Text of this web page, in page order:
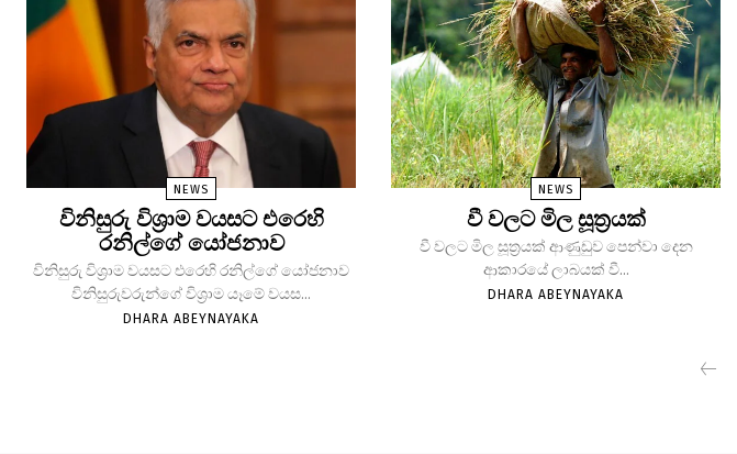
NEWS
විනිසුරු විශ්‍රාම වයසට එරෙහි
රනිල්ගේ යෝජනාව
විනිසුරු විශ්‍රාම වයසට එරෙහි රනිල්ගේ යෝජනාව
විනිසුරුවරුන්ගේ විශ්‍රාම යෑමේ වයස...
DHARA ABEYNAYAKA
NEWS
වී වලට මිල සූත්‍රයක්
වී වලට මිල සූත්‍රයක් ආණුඩුව පෙන්වා දෙන
ආකාරයේ ලාබයක් වී...
DHARA ABEYNAYAKA